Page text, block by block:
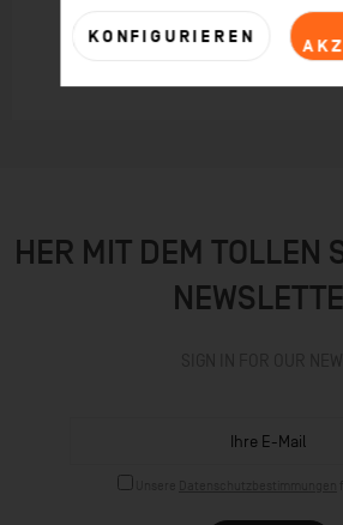
Kunden haben sich ebenfalls
HER MIT DEM TOLLEN
KONFIGURIEREN